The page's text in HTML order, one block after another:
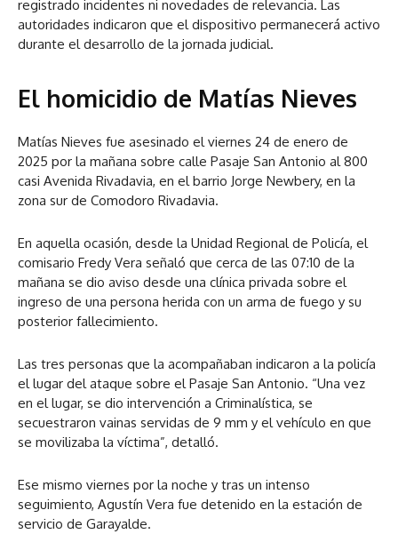
registrado incidentes ni novedades de relevancia. Las
autoridades indicaron que el dispositivo permanecerá activo
durante el desarrollo de la jornada judicial.
El homicidio de Matías Nieves
Matías Nieves fue asesinado el viernes 24 de enero de
2025 por la mañana sobre calle Pasaje San Antonio al 800
casi Avenida Rivadavia, en el barrio Jorge Newbery, en la
zona sur de Comodoro Rivadavia.
En aquella ocasión, desde la Unidad Regional de Policía, el
comisario Fredy Vera señaló que cerca de las 07:10 de la
mañana se dio aviso desde una clínica privada sobre el
ingreso de una persona herida con un arma de fuego y su
posterior fallecimiento.
Las tres personas que la acompañaban indicaron a la policía
el lugar del ataque sobre el Pasaje San Antonio. “Una vez
en el lugar, se dio intervención a Criminalística, se
secuestraron vainas servidas de 9 mm y el vehículo en que
se movilizaba la víctima”, detalló.
Ese mismo viernes por la noche y tras un intenso
seguimiento, Agustín Vera fue detenido en la estación de
servicio de Garayalde.